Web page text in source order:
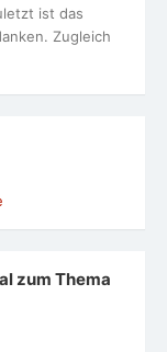
ist das
Zugleich
zum Thema